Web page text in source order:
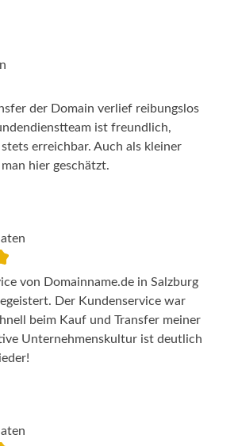
der Domain verlief reibungslos
ist freundlich,
erreichbar. Auch als kleiner
hier geschätzt.
von Domainname.de in Salzburg
Der Kundenservice war
beim Kauf und Transfer meiner
Unternehmenskultur ist deutlich